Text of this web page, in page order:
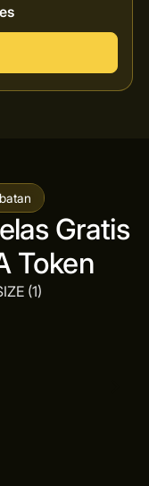
Gratis
Token